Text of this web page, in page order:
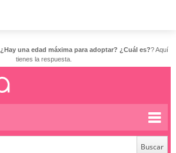
¿Hay una edad máxima para adoptar? ¿Cuál es?? Aquí
tienes la respuesta.